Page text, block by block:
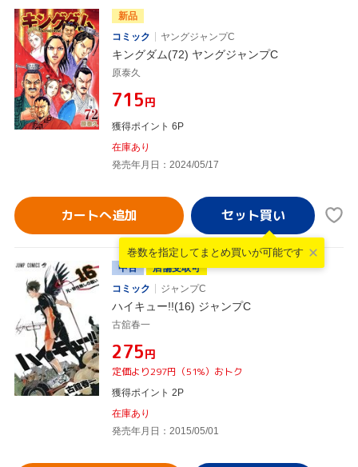
新品
コミック
ヤングジャンプC
キングダム(72) ヤングジャンプC
原泰久
¥715円
獲得ポイント 6P
在庫あり
発売年月日：2024/05/17
カートへ追加
巻数を指定して まとめ買いが可能です
中古
店舗受取可
コミック
ジャンプC
ハイキュー!!(16) ジャンプC
古舘春一
¥275円
定価より297円（51%）おトク
獲得ポイント 2P
在庫あり
発売年月日：2015/05/01